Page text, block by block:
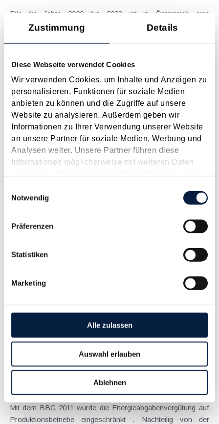
Zustimmung Details
Diese Webseite verwendet Cookies
Wir verwenden Cookies, um Inhalte und Anzeigen zu
personalisieren, Funktionen für soziale Medien
anbieten zu können und die Zugriffe auf unsere
Website zu analysieren. Außerdem geben wir
Informationen zu Ihrer Verwendung unserer Website
an unsere Partner für soziale Medien, Werbung und
Analysen weiter. Unsere Partner führen diese
Informationen möglicherweise mit weiteren Daten
gesammelt haben.
Notwendig
Präferenzen
Statistiken
Marketing
Alle zulassen
Auswahl erlauben
Ablehnen
Für die Jahre 2020 bis 2023 ist in Österreich eine
umfangreiche Steuerreform geplant. Der erste Teil der
sollen ausgewählte Aspekte...
Langtext
empfehlen drucken
Begutachtungsentwurf zum Jahressteuergesetz 2018
veröffentlicht
Mai 2018
Anfang April 2018 wurde das Jahressteuergesetz 2018 - als
Nachfolger von Abgabenänderungsgesetzen im Frühjahr und
Richtlinie "Vorschriften zur...
Januar 2017
15. Dezember 2016 im Nationalrat beschlossen. Nachfolgend
werden. Umsatzsteuer Wie es bereits der VwGH getan hat,
Langtext
empfehlen drucken
Dienstleistungsbetriebe verstößt gegen EU-Recht
Mit dem BBG 2011 wurde die Energieabgabenvergütung auf
Produktionsbetriebe eingeschränkt . Nachteilig von der